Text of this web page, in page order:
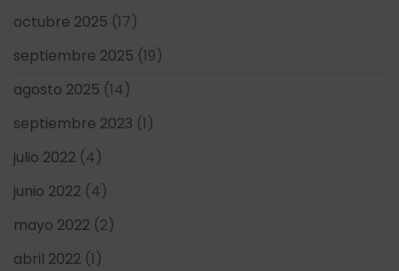
octubre 2025 (17)
septiembre 2025 (19)
agosto 2025 (14)
septiembre 2023 (1)
julio 2022 (4)
junio 2022 (4)
mayo 2022 (2)
abril 2022 (1)